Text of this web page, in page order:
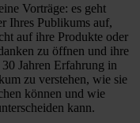
Vorträge: es geht
Ihres Publikums auf,
auf ihre Produkte oder
zu öffnen und ihre
Jahren Erfahrung in
zu verstehen, wie sie
können und wie
kann.